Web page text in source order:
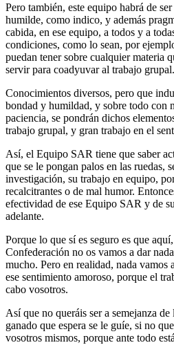
Pero también, este equipo habrá de
humilde, como indico, y además
cabida, en ese equipo, a todos y a
condiciones, como lo sean, por
puedan tener sobre cualquier materia
servir para coadyuvar al trabajo grupal.
Conocimientos diversos, pero que
bondad y humildad, y sobre todo con
paciencia, se pondrán dichos
trabajo grupal, y gran trabajo en el
Así, el Equipo SAR tiene que saber
que se le pongan palos en las ruedas,
investigación, su trabajo en equipo,
recalcitrantes o de mal humor.
efectividad de ese Equipo SAR y de
adelante.
Porque lo que sí es seguro es que
Confederación no os vamos a dar
mucho. Pero en realidad, nada vamos
ese sentimiento amoroso, porque el
cabo vosotros.
Así que no queráis ser a semejanza
ganado que espera se le guíe, si no
vosotros mismos, porque ante todo